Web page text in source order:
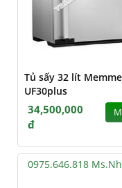
Tủ sấy 32 lít
UF30plus
34,500,000
đ
0975.646.818